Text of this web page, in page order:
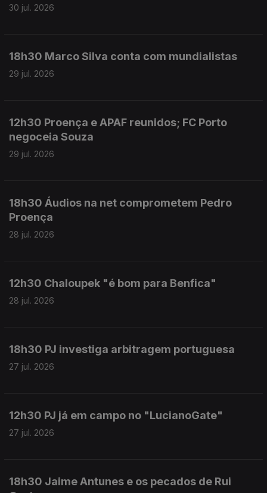
30 jul. 2026
18h30 Marco Silva conta com mundialistas
29 jul. 2026
12h30 Proença e APAF reunidos; FC Porto
negoceia Souza
29 jul. 2026
18h30 Áudios na net comprometem Pedro
Proença
28 jul. 2026
12h30 Chaloupek "é bom para Benfica"
28 jul. 2026
18h30 PJ investiga arbitragem portuguesa
27 jul. 2026
12h30 PJ já em campo no "LucianoGate"
27 jul. 2026
18h30 Jaime Antunes e os pecados de Rui